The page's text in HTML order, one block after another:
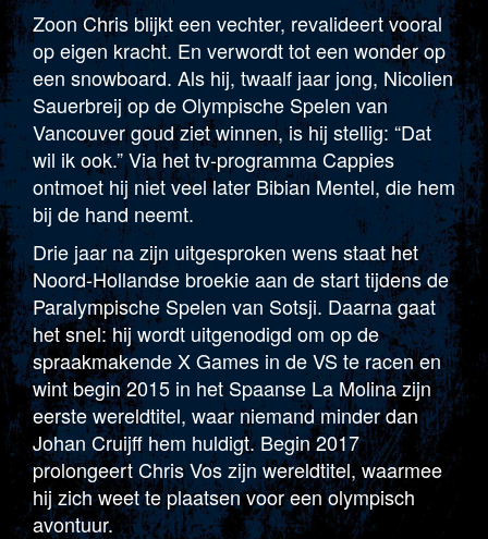
Zoon Chris blijkt een vechter, revalideert vooral
op eigen kracht. En verwordt tot een wonder op
een snowboard. Als hij, twaalf jaar jong, Nicolien
Sauerbreij op de Olympische Spelen van
Vancouver goud ziet winnen, is hij stellig: “Dat
wil ik ook.” Via het tv-programma Cappies
ontmoet hij niet veel later Bibian Mentel, die hem
bij de hand neemt.
Drie jaar na zijn uitgesproken wens staat het
Noord-Hollandse broekie aan de start tijdens de
Paralympische Spelen van Sotsji. Daarna gaat
het snel: hij wordt uitgenodigd om op de
spraakmakende X Games in de VS te racen en
wint begin 2015 in het Spaanse La Molina zijn
eerste wereldtitel, waar niemand minder dan
Johan Cruijff hem huldigt. Begin 2017
prolongeert Chris Vos zijn wereldtitel, waarmee
hij zich weet te plaatsen voor een olympisch
avontuur.